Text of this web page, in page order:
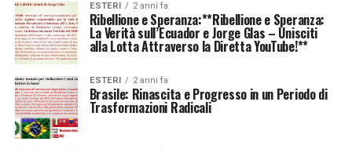
ESTERI 2 anni fa
Ribellione e Speranza:**Ribellione e Speranza:
La Verità sull’Ecuador e Jorge Glas – Unisciti
alla Lotta Attraverso la Diretta YouTube!**
ESTERI 2 anni fa
Brasile: Rinascita e Progresso in un Periodo di
Trasformazioni Radicali